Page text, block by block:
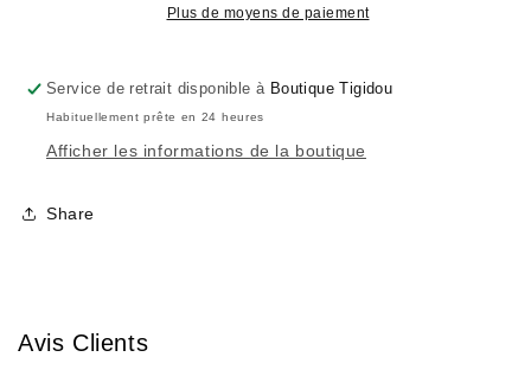
framboise
Plus de moyens de paiement
Service de retrait disponible à Boutique Tigidou
Habituellement prête en 24 heures
Afficher les informations de la boutique
Share
Avis Clients